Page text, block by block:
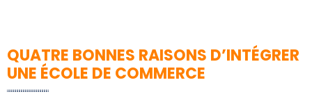
QUATRE BONNES RAISONS D’INTÉGRER
UNE ÉCOLE DE COMMERCE